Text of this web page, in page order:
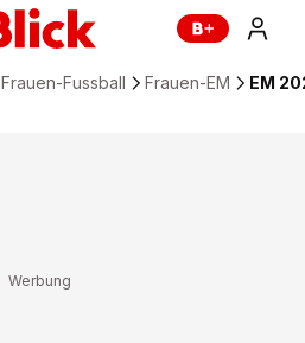
Frauen-Fussball Frauen-EM EM